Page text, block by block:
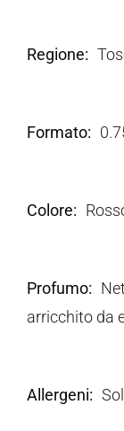
Regione
Formato
Colore
Profumo
arricchito da
Allergeni